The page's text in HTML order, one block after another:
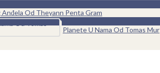
Od Theyann Penta Gram
Planete U Nama Od Tomas Mur